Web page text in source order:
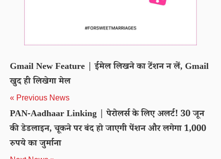
Gmail New Feature | ईमेल लिखने का टेंशन न लें, Gmail
खुद ही लिखेगा मेल
« Previous News
PAN-Aadhaar Linking | पेरोलर्स के लिए अलर्ट! 30 जून
की डेडलाइन, चूकने पर बंद हो जाएगी पेंशन और लगेगा 1,000
रुपये का जुर्माना